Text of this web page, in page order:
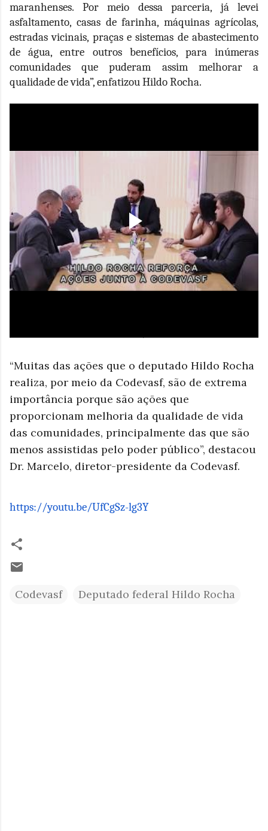
maranhenses. Por meio dessa parceria, já levei
asfaltamento, casas de farinha, máquinas agrícolas,
estradas vicinais, praças e sistemas de abastecimento
de água, entre outros benefícios, para inúmeras
comunidades que puderam assim melhorar a
qualidade de vida”, enfatizou Hildo Rocha.
“Muitas das ações que o deputado Hildo Rocha
realiza, por meio da Codevasf, são de extrema
importância porque são ações que
proporcionam melhoria da qualidade de vida
das comunidades, principalmente das que são
menos assistidas pelo poder público”, destacou
Dr. Marcelo, diretor-presidente da Codevasf.
https://youtu.be/UfCgSz-lg3Y
Codevasf Deputado federal Hildo Rocha